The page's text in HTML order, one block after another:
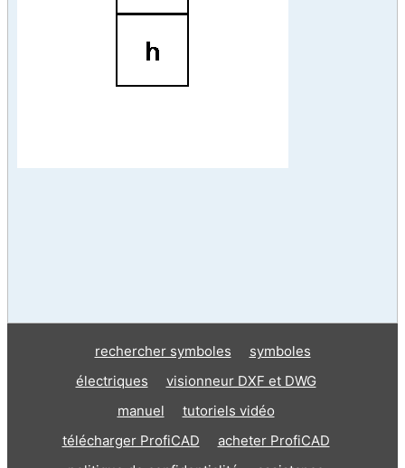
rechercher symboles
symboles
électriques
visionneur DXF et DWG
manuel
tutoriels vidéo
télécharger ProfiCAD
acheter ProfiCAD